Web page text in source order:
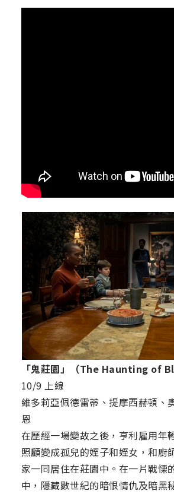
「鬼莊園」（The Haunting of
10/9 上線
維多莉亞佩德雷蒂、提摩西赫頓、
恩
在歷經一場變故之後，亨利雇用年
照顧變成孤兒的姪子和姪女，和廚
家一同居住在莊園中。在一片戰慄
中，隱藏數世紀的暗恨情仇及暗黑